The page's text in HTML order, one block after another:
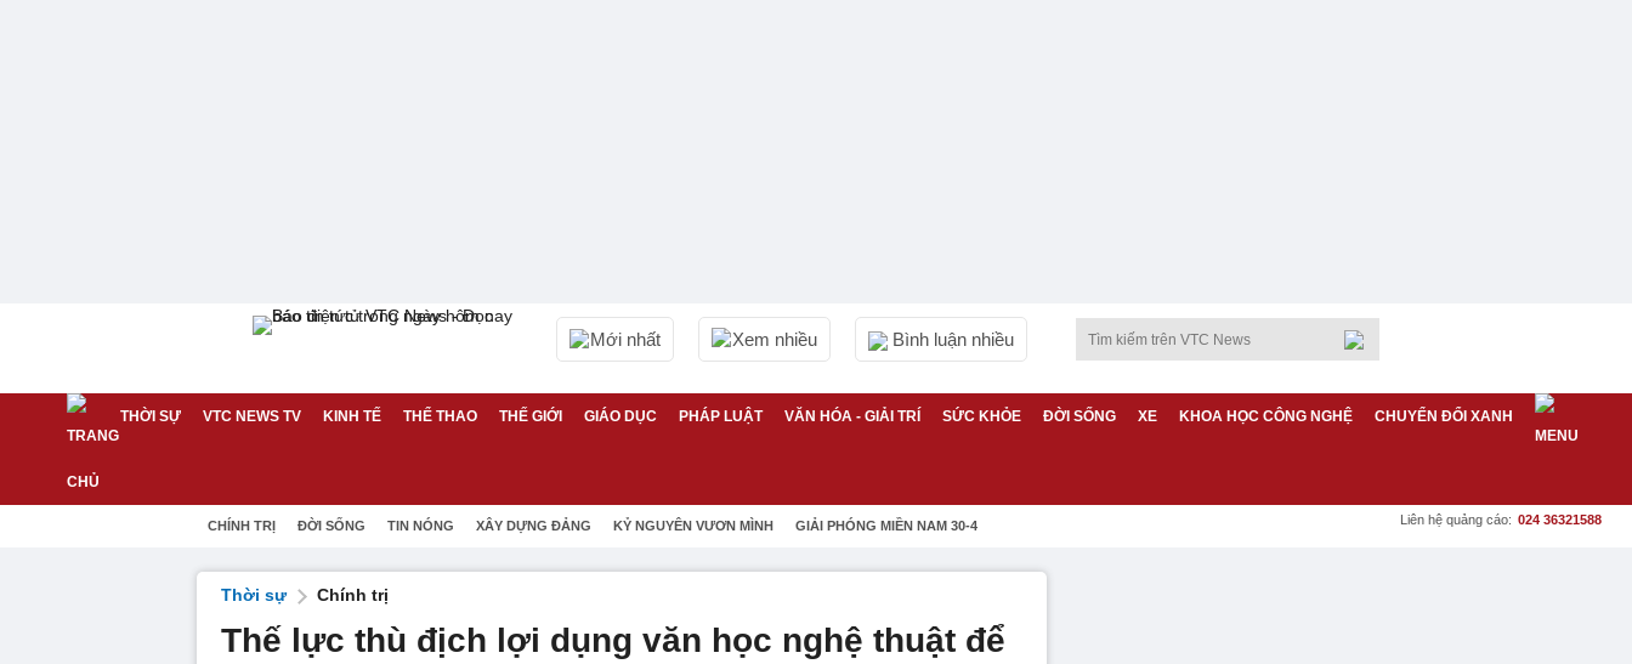
Mới nhất Xem nhiều Bình luận nhiều
THỜI SỰ VTC NEWS TV KINH TẾ THỂ THAO THẾ GIỚI GIÁO DỤC PHÁP LUẬT VĂN HÓA - GIẢI TRÍ SỨC KHỎE ĐỜI SỐNG XE KHOA HỌC CÔNG NGHỆ CHUYỂN ĐỔI XANH
CHÍNH TRỊ ĐỜI SỐNG TIN NÓNG XÂY DỰNG ĐẢNG KỶ NGUYÊN VƯƠN MÌNH GIẢI PHÓNG MIỀN NAM 30-4 Liên hệ quảng cáo: 024 36321588
Thời sự Chính trị
Thế lực thù địch lợi dụng văn học nghệ thuật để